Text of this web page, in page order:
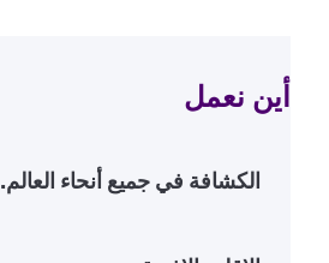
أين نعمل
الكشافة في جميع أنحاء العالم.